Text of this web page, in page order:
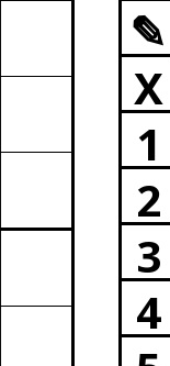
✎
X
1
2
3
4